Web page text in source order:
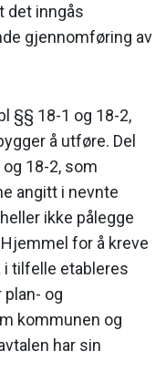
det inngås
gjennomføring av
§§ 18-1 og 18-2,
å utføre. Del
18-2, som
angitt i nevnte
ikke pålegge
for å kreve
tilfelle etableres
og
kommunen og
har sin